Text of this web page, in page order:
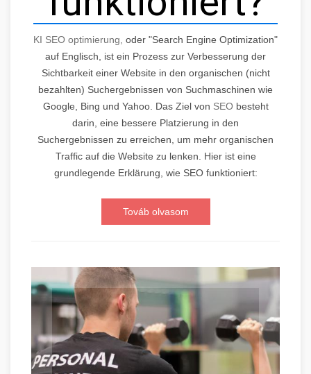
KI SEO optimierung, oder "Search Engine Optimization"
auf Englisch, ist ein Prozess zur Verbesserung der
Sichtbarkeit einer Website in den organischen (nicht
bezahlten) Suchergebnissen von Suchmaschinen wie
Google, Bing und Yahoo. Das Ziel von SEObesteht
darin, eine bessere Platzierung in den
Suchergebnissen zu erreichen, um mehr organischen
Traffic auf die Website zu lenken. Hier ist eine
grundlegende Erklärung, wie SEO funktioniert:
Továb olvasom